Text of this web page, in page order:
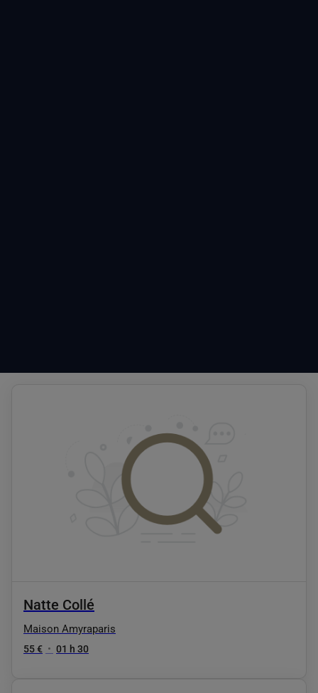
Natte Collé
Maison Amyraparis
55 € • 01 h 30